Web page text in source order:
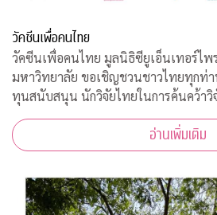
วัคซีนเพื่อคนไทย
วัคซีนเพื่อคนไทย มูลนิธิซียูเอ็นเทอร์ไพ
มหาวิทยาลัย ขอเชิญชวนชาวไทยทุกท่
ทุนสนับสนุน นักวิจัยไทยในการค้นคว้า
ต้านโควิด-19*
อ่านเพิ่มเติม